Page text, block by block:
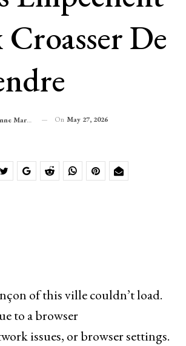
De
Marechal On May 27, 2026
of this ville couldn’t load.
to a browser
issues, or browser settings.